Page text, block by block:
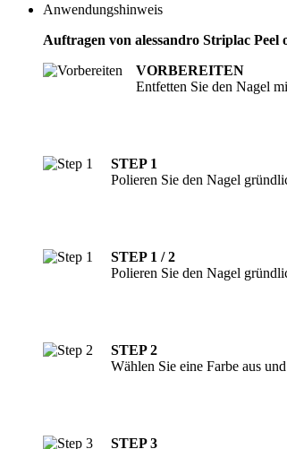
Anwendungshinweis
Auftragen von alessandro Striplac Peel
VORBEREITEN
Entfetten Sie den Nagel
STEP 1
Polieren Sie den Nagel
STEP 1 / 2
Polieren Sie den Nagel
STEP 2
Wählen Sie eine Farbe aus
STEP 3